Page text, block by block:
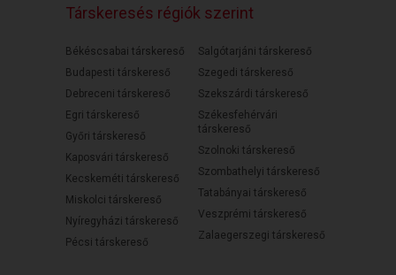
Társkeresés régiók szerint
Békéscsabai társkereső
Budapesti társkereső
Debreceni társkereső
Egri társkereső
Győri társkereső
Kaposvári társkereső
Kecskeméti társkereső
Miskolci társkereső
Nyíregyházi társkereső
Pécsi társkereső
Salgótarjáni társkereső
Szegedi társkereső
Szekszárdi társkereső
Székesfehérvári
társkereső
Szolnoki társkereső
Szombathelyi társkereső
Tatabányai társkereső
Veszprémi társkereső
Zalaegerszegi társkereső